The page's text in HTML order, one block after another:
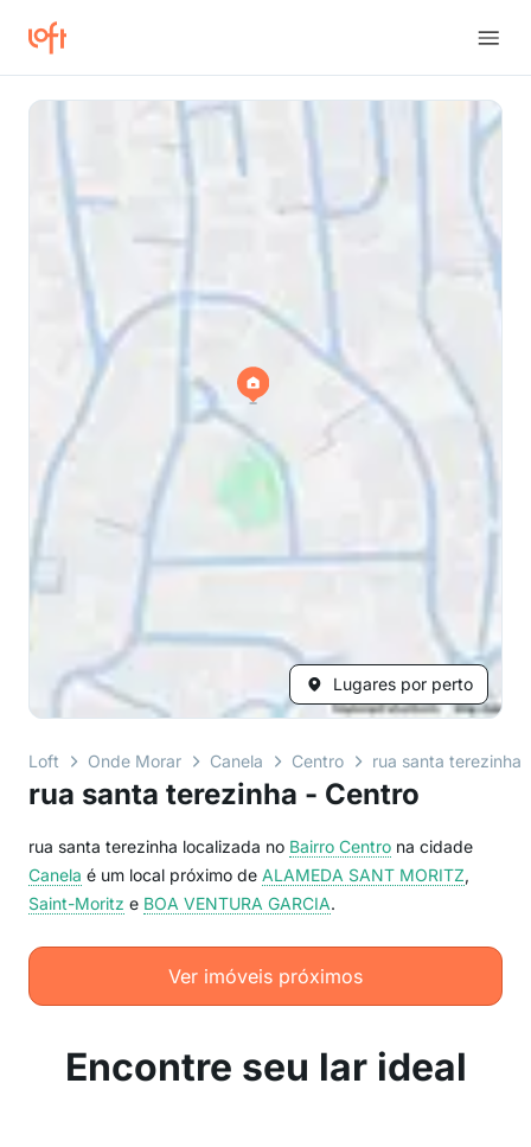
Lugares por perto
Loft Onde Morar Canela Centro rua santa terezinha
rua santa terezinha - Centro
rua santa terezinha localizada no Bairro Centro na cidade
Canela é um local próximo de ALAMEDA SANT MORITZ,
Saint-Moritz e BOA VENTURA GARCIA.
Ver imóveis próximos
Encontre seu lar ideal